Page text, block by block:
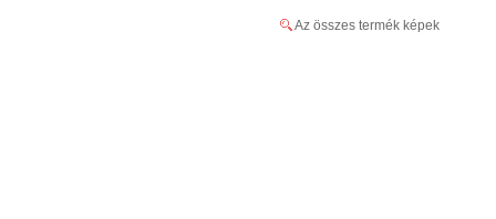
Az összes termék képek